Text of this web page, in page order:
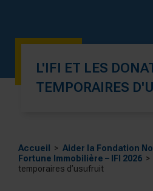
L'IFI ET LES
TEMPORAIRES
Accueil Aider la Fondation
Fortune Immobilière – IFI 2026
temporaires d’usufruit